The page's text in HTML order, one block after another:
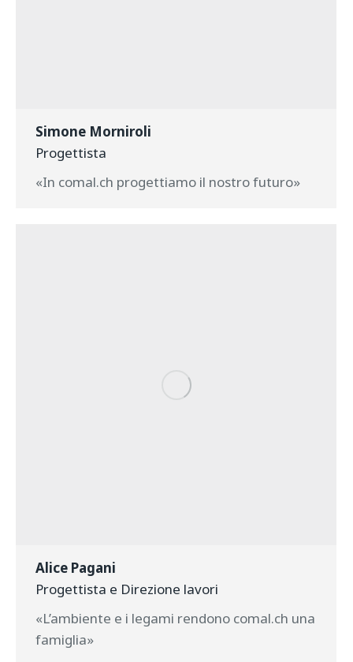
Simone Morniroli
Progettista
«In comal.ch progettiamo il nostro futuro»
Alice Pagani
Progettista e Direzione lavori
«L’ambiente e i legami rendono comal.ch una
famiglia»